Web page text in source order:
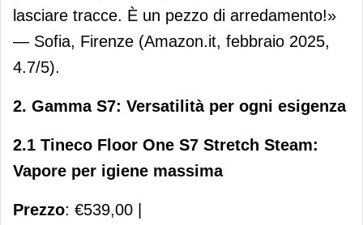
lasciare tracce. È un pezzo di arredamento!»
— Sofia, Firenze (Amazon.it, febbraio 2025,
4.7/5).
2. Gamma S7: Versatilità per ogni esigenza
2.1 Tineco Floor One S7 Stretch Steam:
Vapore per igiene massima
Prezzo: €539,00 |